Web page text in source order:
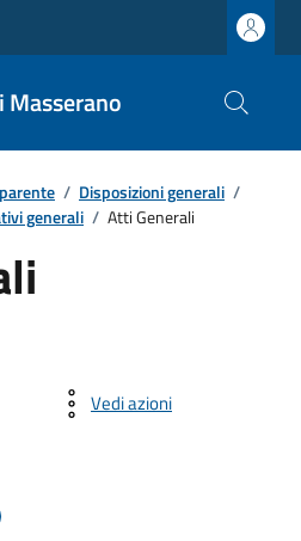
Masserano
/ Disposizioni generali /
generali / Atti Generali
Vedi azioni